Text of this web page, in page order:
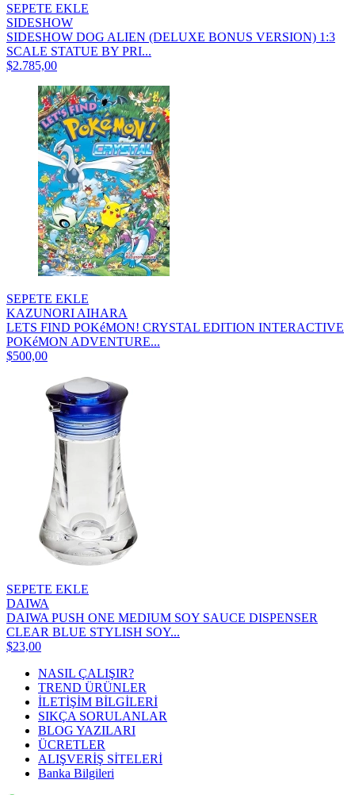
SEPETE EKLE
SIDESHOW
SIDESHOW DOG ALIEN (DELUXE BONUS VERSION) 1:3
SCALE STATUE BY PRI...
$2.785,00
SEPETE EKLE
KAZUNORI AIHARA
LETS FIND POKéMON! CRYSTAL EDITION INTERACTIVE
POKéMON ADVENTURE...
$500,00
SEPETE EKLE
DAIWA
DAIWA PUSH ONE MEDIUM SOY SAUCE DISPENSER
CLEAR BLUE STYLISH SOY...
$23,00
NASIL ÇALIŞIR?
TREND ÜRÜNLER
İLETİŞİM BİLGİLERİ
SIKÇA SORULANLAR
BLOG YAZILARI
ÜCRETLER
ALIŞVERİŞ SİTELERİ
Banka Bilgileri